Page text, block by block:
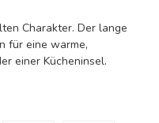
Charakter. Der lange
für eine warme,
einer Kücheninsel.